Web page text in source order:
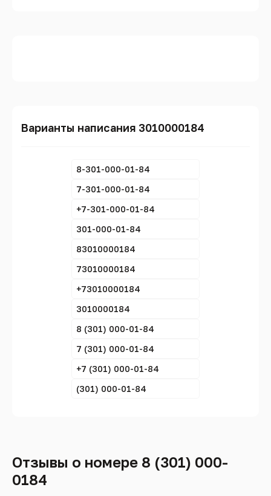
Варианты написания 3010000184
8-301-000-01-84
7-301-000-01-84
+7-301-000-01-84
301-000-01-84
83010000184
73010000184
+73010000184
3010000184
8 (301) 000-01-84
7 (301) 000-01-84
+7 (301) 000-01-84
(301) 000-01-84
Отзывы о номере 8 (301) 000-
0184